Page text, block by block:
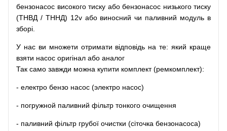
бензонасос високого тиску або бензонасос низького тиску
(ТНВД / ТННД) 12v або виносний чи паливний модуль в
зборі
У нас ви множети отримати відповідь на те: який краще
взяти насос оригінал або аналог
Так само завжди можна купити комплект (ремкомплект):
- електро бензо насос (электро насос)
- погружной паливний фільтр тонкого очищення
- паливний фільтр грубої очистки (сіточка бензонасоса)